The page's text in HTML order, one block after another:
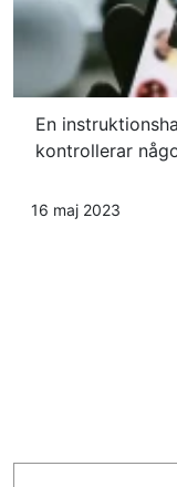
En
kontrollerar
16 maj 2023